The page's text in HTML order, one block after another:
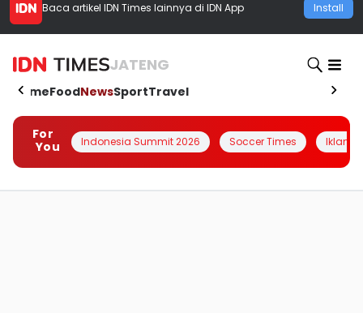
Baca artikel IDN Times lainnya di IDN App Install
JATENG
HomeFoodNewsSportTravel
For
You
Indonesia Summit 2026 Soccer Times Iklanin